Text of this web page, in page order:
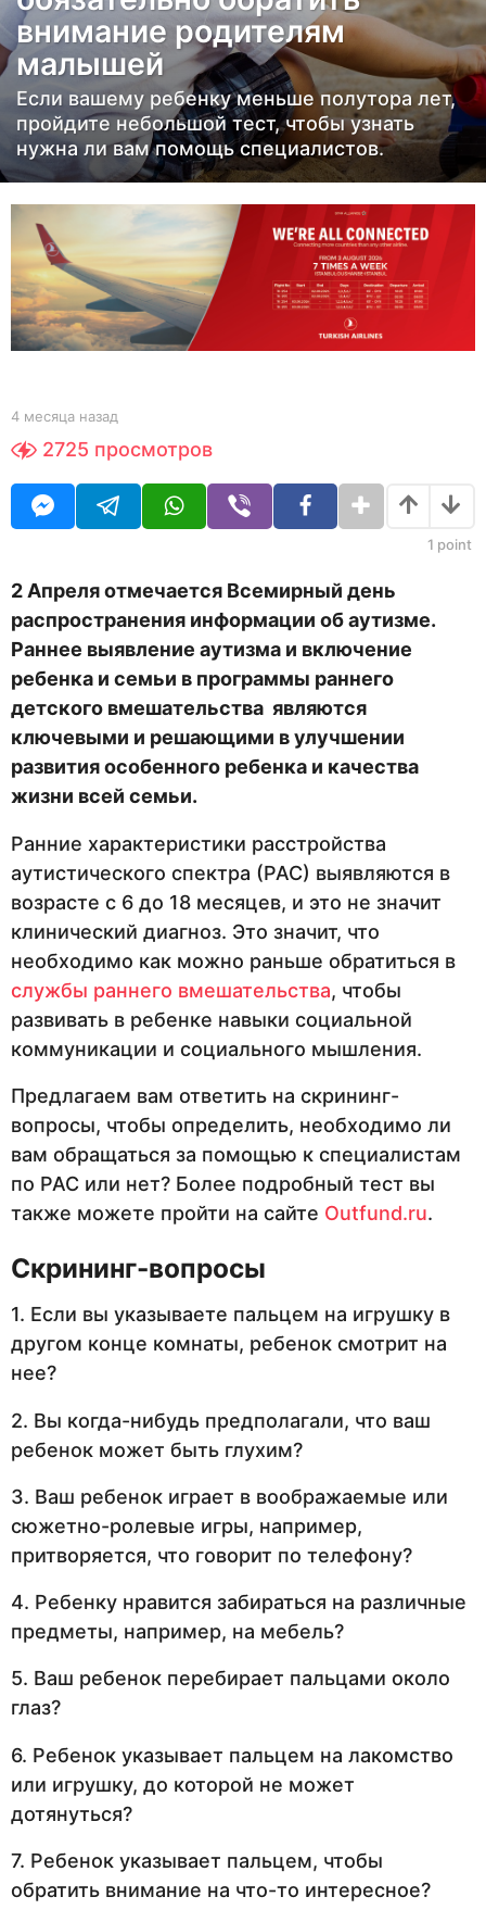
ц
а
н
а
з
а
д
м
е
с
я
а
н
а
внимание родителям
малышей
Если вашему ребенку меньше полутора лет,
пройдите небольшой тест, чтобы узнать
нужна ли вам помощь специалистов.
b
Y
O
R
4 месяца назад
е
я
з
а
д
2725 просмотров
1 point
2 Апреля отмечается Всемирный день
распространения информации об аутизме.
Раннее выявление аутизма и включение
ребенка и семьи в программы раннего
детского вмешательства являются
ключевыми и решающими в улучшении
развития особенного ребенка и качества
жизни всей семьи.
Ранние характеристики расстройства
аутистического спектра (РАС) выявляются в
возрасте с 6 до 18 месяцев, и это не значит
клинический диагноз. Это значит, что
необходимо как можно раньше обратиться в
службы раннего вмешательства, чтобы
развивать в ребенке навыки социальной
коммуникации и социального мышления.
Предлагаем вам ответить на скрининг-
вопросы, чтобы определить, необходимо ли
вам обращаться за помощью к специалистам
по РАС или нет? Более подробный тест вы
также можете пройти на сайте Outfund.ru.
Скрининг-вопросы
1. Если вы указываете пальцем на игрушку в
другом конце комнаты, ребенок смотрит на
нее?
2. Вы когда-нибудь предполагали, что ваш
ребенок может быть глухим?
3. Ваш ребенок играет в воображаемые или
сюжетно-ролевые игры, например,
притворяется, что говорит по телефону?
4. Ребенку нравится забираться на различные
предметы, например, на мебель?
5. Ваш ребенок перебирает пальцами около
глаз?
6. Ребенок указывает пальцем на лакомство
или игрушку, до которой не может
дотянуться?
7. Ребенок указывает пальцем, чтобы
обратить внимание на что-то интересное?